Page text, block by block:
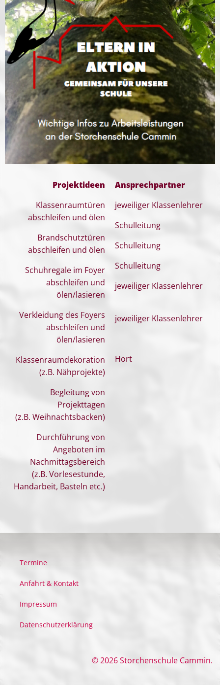
Projektideen
Klassenraumtüren
abschleifen und ölen
Brandschutztüren
abschleifen und ölen
Schuhregale im Foyer
abschleifen und
ölen/lasieren
Verkleidung des Foyers
abschleifen und
ölen/lasieren
Klassenraumdekoration
(z.B. Nähprojekte)
Begleitung von
Projekttagen
(z.B. Weihnachtsbacken)
Durchführung von
Angeboten im
Nachmittagsbereich
(z.B. Vorlesestunde,
Handarbeit, Basteln etc.)
Ansprechpartner
jeweiliger Klassenlehrer
Schulleitung
Schulleitung
Schulleitung
jeweiliger Klassenlehrer
jeweiliger Klassenlehrer
Hort
Termine
Anfahrt & Kontakt
Impressum
Datenschutzerklärung
© 2026 Storchenschule Cammin.